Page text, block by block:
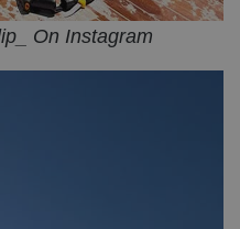
On Instagram